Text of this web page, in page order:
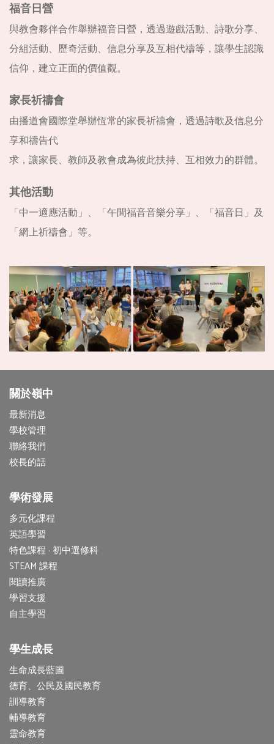
福音日營
與教會夥伴合作舉辦福音日營，透過遊戲活動、詩歌分享、
分組活動、歷奇活動、信息分享及互相代禱等，讓學生認識
信仰，建立正面的價值觀。
家長祈禱會
由播道會國際堂舉辦恆常的家長祈禱會，透過詩歌及信息分
享和禱告代
求，讓家長、教師及教會成為彼此扶持、互相效力的群體。
其他活動
「中一適應活動」、「午間福音音樂分享」、「福音日」及
「網上祈禱會」等。
關於嶺中
最新消息
學校管理
聯絡我們
校長的話
學術發展
多元化課程
英語學習
特色課程 · 初中選修科
STEAM 課程
閱讀推廣
學習支援
自主學習
學生成長
生命成長藍圖
德育、公民及國民教育
訓導教育
輔導教育
靈命教育